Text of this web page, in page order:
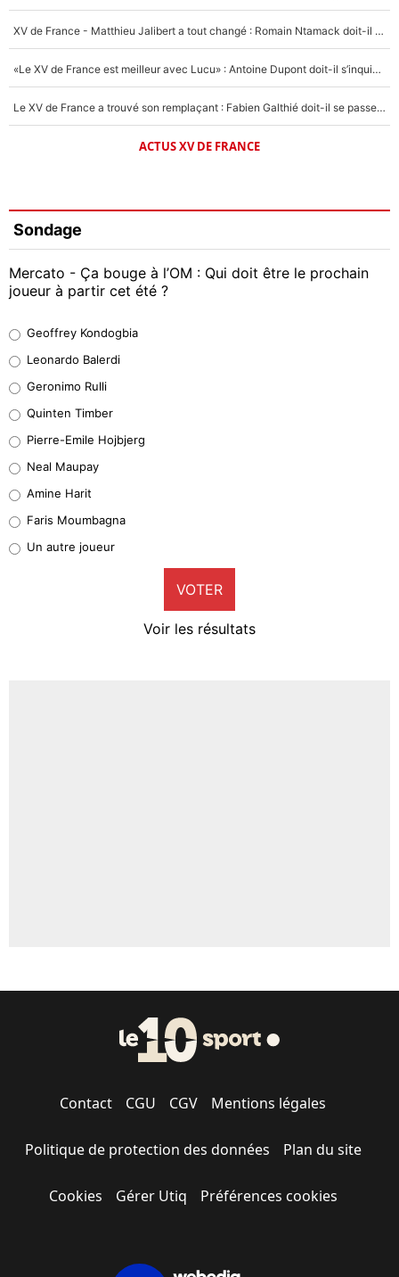
XV de France - Matthieu Jalibert a tout changé : Romain Ntamack doit-il s’inquiéter pour sa place à un an de la Coupe du monde ?
«Le XV de France est meilleur avec Lucu» : Antoine Dupont doit-il s’inquiéter pour sa place ?
Le XV de France a trouvé son remplaçant : Fabien Galthié doit-il se passer d'Antoine Dupont ?
ACTUS XV DE FRANCE
Sondage
Mercato - Ça bouge à l’OM : Qui doit être le prochain
joueur à partir cet été ?
38%
32%
5%
1%
9%
Geoffrey Kondogbia
Leonardo Balerdi
Geronimo Rulli
Quinten Timber
Pierre-Emile Hojbjerg
Neal Maupay
Amine Harit
Faris Moumbagna
Un autre joueur
VOTER
Voir les résultats
Contact CGU CGV Mentions légales
Politique de protection des données Plan du site
Cookies Gérer Utiq Préférences cookies